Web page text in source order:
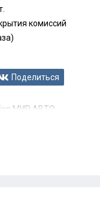
комиссий
Поделиться
МИР АВТО